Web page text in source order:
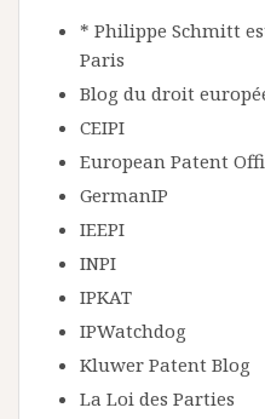
* Philippe Schmitt
Paris
Blog du droit
CEIPI
European Patent
GermanIP
IEEPI
INPI
IPKAT
IPWatchdog
Kluwer Patent Blog
La Loi des Parties